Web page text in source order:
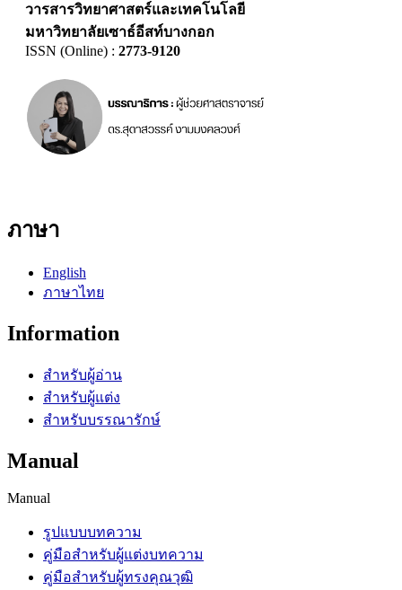
วารสารวิทยาศาสตร์และเทคโนโลยี
มหาวิทยาลัยเซาธ์อีสท์บางกอก
ISSN (Online) : 2773-9120
ภาษา
English
ภาษาไทย
Information
สำหรับผู้อ่าน
สำหรับผู้แต่ง
สำหรับบรรณารักษ์
Manual
Manual
รูปแบบบทความ
คู่มือสำหรับผู้แต่งบทความ
คู่มือสำหรับผู้ทรงคุณวุฒิ